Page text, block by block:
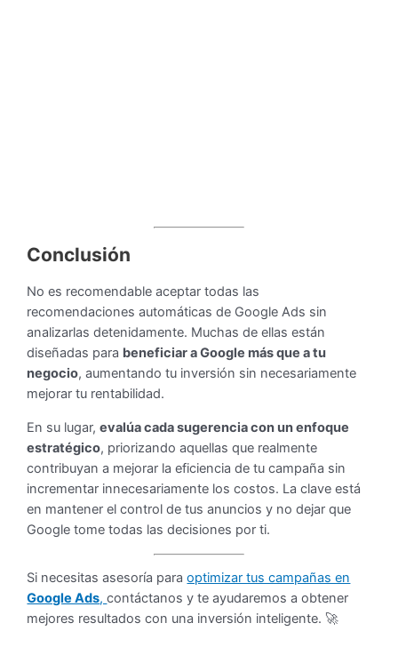
Conclusión
No es recomendable aceptar todas las
recomendaciones automáticas de Google Ads sin
analizarlas detenidamente. Muchas de ellas están
diseñadas para beneficiar a Google más que a tu
negocio, aumentando tu inversión sin necesariamente
mejorar tu rentabilidad.
En su lugar,evalúa cada sugerencia con un enfoque
estratégico, priorizando aquellas que realmente
contribuyan a mejorar la eficiencia de tu campaña sin
incrementar innecesariamente los costos. La clave está
en mantener el control de tus anuncios y no dejar que
Google tome todas las decisiones por ti.
Si necesitas asesoría paraoptimizar tus campañas en
Google Ads,contáctanos y te ayudaremos a obtener
mejores resultados con una inversión inteligente. 🚀